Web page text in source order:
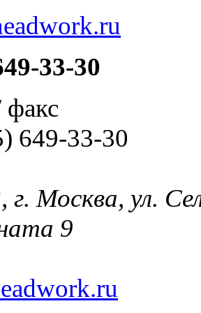
33-30
649-33-30
г. Москва, ул.
9